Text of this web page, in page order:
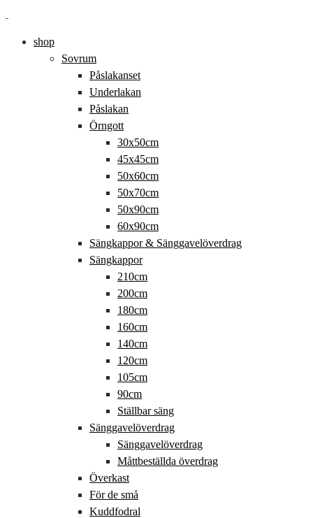
navigering
innehållshop
Sovrum
Påslakanset
Underlakan
Påslakan
Örngott
30x50cm
45x45cm
50x60cm
50x70cm
50x90cm
60x90cm
Sängkappor & Sänggavelöverdrag
Sängkappor
210cm
200cm
180cm
160cm
140cm
120cm
105cm
90cm
Ställbar säng
Sänggavelöverdrag
Sänggavelöverdrag
Måttbeställda överdrag
Överkast
För de små
Kuddfodral